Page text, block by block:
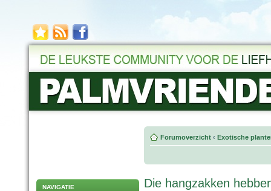
NAVIGATIE
Forumoverzicht ‹ Exotische
Die hangzakken